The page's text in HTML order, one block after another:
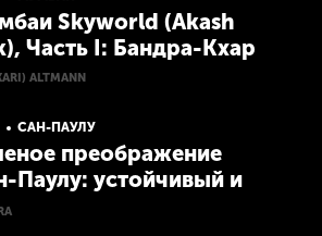
Skyworld (Akash
Часть I: Бандра-Кхар
ALTMANN
САН-ПАУЛУ
преображение
Паулу: устойчивый и
город